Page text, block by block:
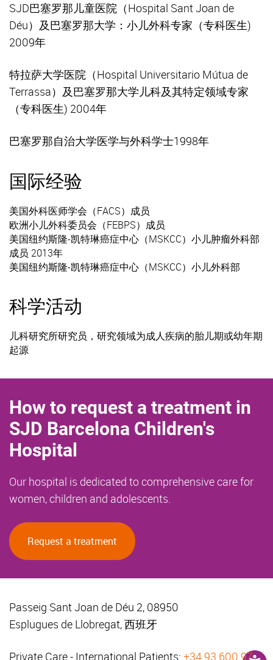
SJD巴塞罗那儿童医院（Hospital Sant Joan de
Déu）及巴塞罗那大学：小儿外科专家（专科医生)
2009年
特拉萨大学医院（Hospital Universitario Mútua de
Terrassa）及巴塞罗那大学儿科及其特定领域专家
（专科医生) 2004年
巴塞罗那自治大学医学与外科学士1998年
国际经验
美国外科医师学会（FACS）成员
欧洲小儿外科委员会（FEBPS）成员
美国纽约斯隆-凯特琳癌症中心（MSKCC）小儿肿瘤外科部
成员 2013年
美国纽约斯隆-凯特琳癌症中心（MSKCC）小儿外科部
科学活动
儿科研究所研究员，研究领域为成人疾病的胎儿期或幼年期
起源
How to request a treatment in
SJD Barcelona Children's
Hospital
Our hospital is dedicated to comprehensive care for
women, children and adolescents.
Request a treatment
Passeig Sant Joan de Déu 2, 08950
Esplugues de Llobregat, 西班牙
Private Care - International Patients: +34 93 600 97